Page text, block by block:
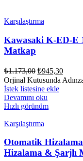
Karşılaştırma
Kawasaki K-ED-E
Matkap
₺1.173,00 Orijinal
fiyat:
₺1.173,00.
₺945,30Şu
andaki
Orjinal Kutusunda
İstek listesine ekle
Devamını oku
Hızlı görünüm
Karşılaştırma
Otomatik
Hizalama & Şarjlı